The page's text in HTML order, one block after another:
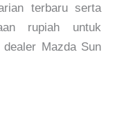
terbaru serta
rupiah untuk
Mazda Sun